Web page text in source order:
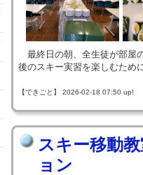
最終日の朝、全生徒が部屋
後のスキー実習を楽しむため
【できごと】 2026-02-18 07:50 up!
スキー移動
ョン